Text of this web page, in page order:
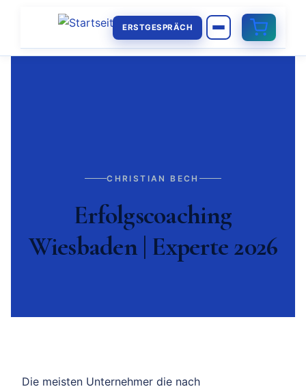
ERSTGESPRÄCH
CHRISTIAN BECH
Erfolgscoaching
Wiesbaden | Experte 2026
Die meisten Unternehmer die nach